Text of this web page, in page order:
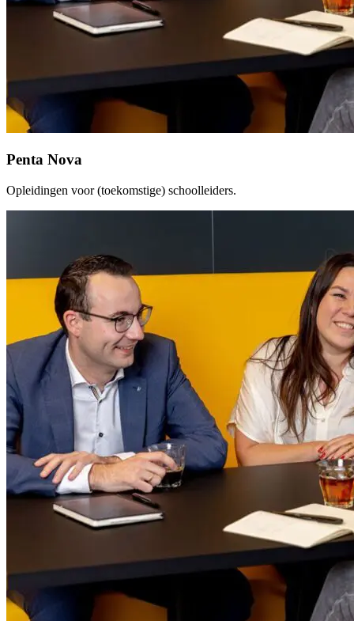
Penta Nova
Opleidingen voor (toekomstige) schoolleiders.